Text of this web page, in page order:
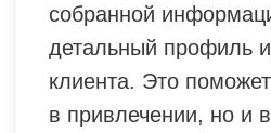
собранной
детальный профиль
клиента. Это
в привлечении, но и